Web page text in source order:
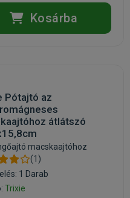
Kosárba
Pótajtó az
átlátszó
macskaajtóhoz
(1)
1 Darab
Trixie